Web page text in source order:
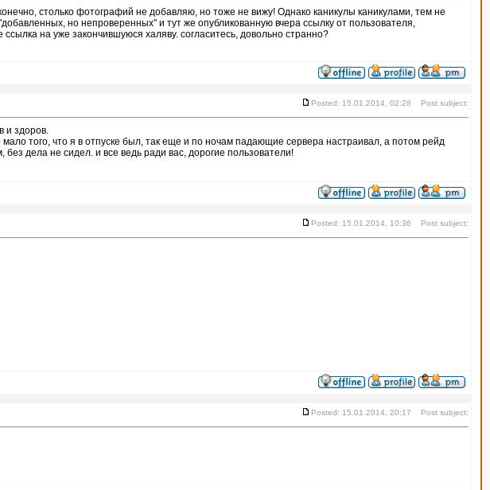
столько фотографий не добавляю, но тоже не вижу! Однако каникулы каникулами, тем не
но непроверенных" и тут же опубликованную вчера ссылку от пользователя,
на уже закончившуюся халяву. согласитесь, довольно странно?
Posted: 15.01.2014, 02:28 Post subject:
и здоров.
мало того, что я в отпуске был, так еще и по ночам падающие сервера настраивал, а потом рейд
дела не сидел. и все ведь ради вас, дорогие пользователи!
Posted: 15.01.2014, 10:36 Post subject:
Posted: 15.01.2014, 20:17 Post subject: